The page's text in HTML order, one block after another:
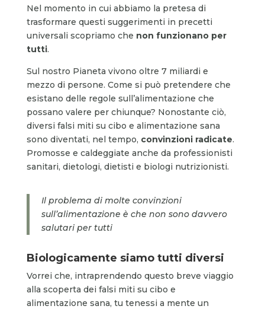
Nel momento in cui abbiamo la pretesa di
trasformare questi suggerimenti in precetti
universali scopriamo che non funzionano per
tutti.
Sul nostro Pianeta vivono oltre 7 miliardi e
mezzo di persone. Come si può pretendere che
esistano delle regole sull’alimentazione che
possano valere per chiunque? Nonostante ciò,
diversi falsi miti su cibo e alimentazione sana
sono diventati, nel tempo, convinzioni radicate.
Promosse e caldeggiate anche da professionisti
sanitari, dietologi, dietisti e biologi nutrizionisti.
Il problema di molte convinzioni
sull’alimentazione è che non sono davvero
salutari per tutti
Biologicamente siamo tutti diversi
Vorrei che, intraprendendo questo breve viaggio
alla scoperta dei falsi miti su cibo e
alimentazione sana, tu tenessi a mente un